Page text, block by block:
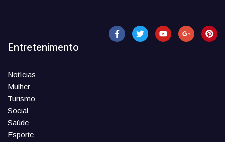
Entretenimento
Notícias
Mulher
Turismo
Social
Saúde
Esporte